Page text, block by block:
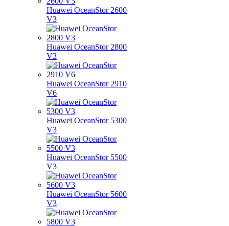
Huawei OceanStor 2600
V3
Huawei OceanStor 2800
V3
Huawei OceanStor 2910
V6
Huawei OceanStor 5300
V3
Huawei OceanStor 5500
V3
Huawei OceanStor 5600
V3